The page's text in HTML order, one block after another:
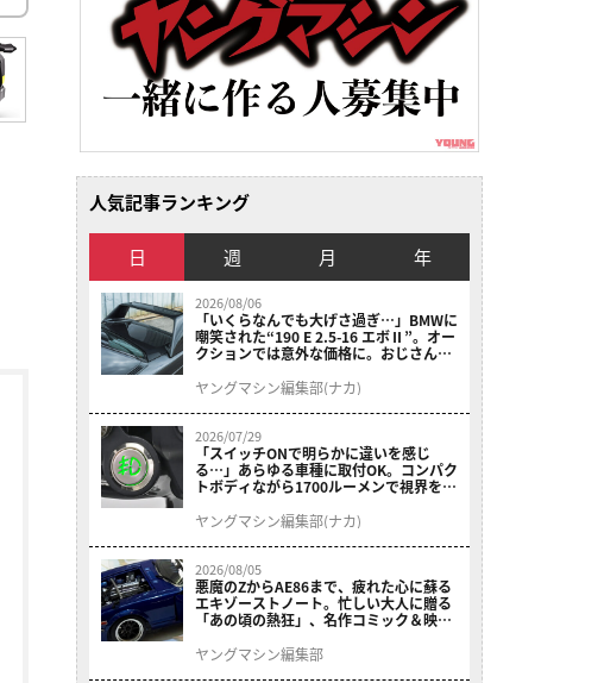
人気記事ランキング
日 週 月 年
2026/08/06
「いくらなんでも大げさ過ぎ…」BMWに
嘲笑された“190 E 2.5-16 エボⅡ”。オー
クションでは意外な価格に。おじさん達
ヤングマシン編集部(ナカ)
2026/07/29
「スイッチONで明らかに違いを感じ
る…」あらゆる車種に取付OK。コンパク
トボディながら1700ルーメンで視界を確
ニット プレシャスレイ スモール］
ヤングマシン編集部(ナカ)
2026/08/05
悪魔のZからAE86まで、疲れた心に蘇る
エキゾーストノート。忙しい大人に贈る
「あの頃の熱狂」、名作コミック＆映画
結！
ヤングマシン編集部